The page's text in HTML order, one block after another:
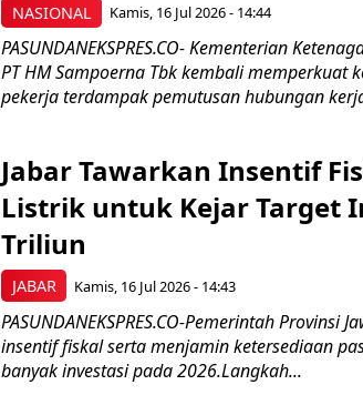
NASIONAL Kamis, 16 Jul 2026 - 14:44
PASUNDANEKSPRES.CO- Kementerian
PT HM Sampoerna Tbk kembali memperkuat
pekerja terdampak pemutusan hubungan
JABAR
Jabar Tawarkan Insentif
Listrik untuk Kejar Target
Triliun
Kamis, 16 Jul 2026 - 14:43
PASUNDANEKSPRES.CO-Pemerintah
insentif fiskal serta menjamin ketersediaan
banyak investasi pada 2026.Langkah...